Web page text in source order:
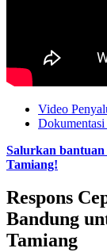
Video
Salurkan
Tamiang!
Respons
Bandung
Tamiang